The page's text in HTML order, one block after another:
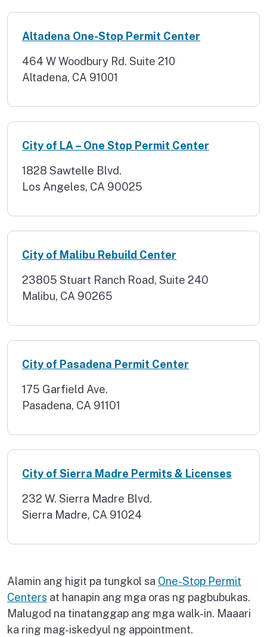
Altadena One-Stop Permit Center
464 W Woodbury Rd. Suite 210
Altadena, CA 91001
City of LA – One Stop Permit Center
1828 Sawtelle Blvd.
Los Angeles, CA 90025
City of Malibu Rebuild Center
23805 Stuart Ranch Road, Suite 240
Malibu, CA 90265
City of Pasadena Permit Center
175 Garfield Ave.
Pasadena, CA 91101
City of Sierra Madre Permits & Licenses
232 W. Sierra Madre Blvd.
Sierra Madre, CA 91024
Alamin ang higit pa tungkol sa One-Stop Permit
Centers at hanapin ang mga oras ng pagbubukas.
Malugod na tinatanggap ang mga walk-in. Maaari
ka ring mag-iskedyul ng appointment.